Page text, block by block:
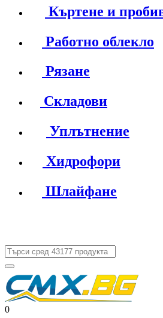
Къртене и
Работно облекло
Рязане
Складови
Уплътнение
Хидрофори
Шлайфане
0